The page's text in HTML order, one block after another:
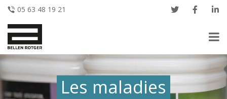
05 63 48 19 21
Les maladies